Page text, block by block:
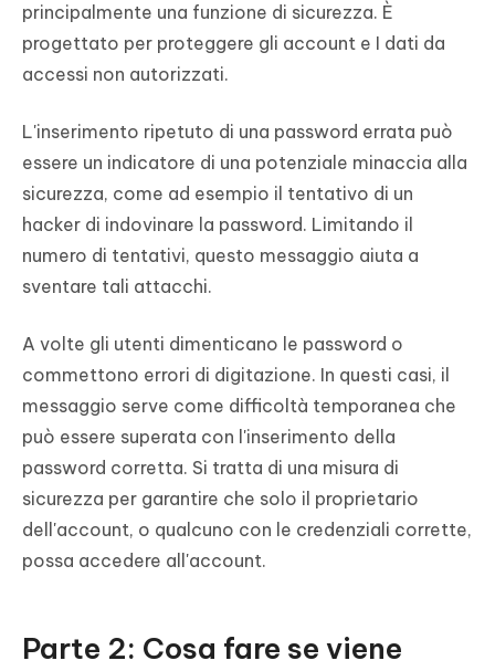
principalmente una funzione di sicurezza. È
progettato per proteggere gli account e I dati da
accessi non autorizzati.
L'inserimento ripetuto di una password errata può
essere un indicatore di una potenziale minaccia alla
sicurezza, come ad esempio il tentativo di un
hacker di indovinare la password. Limitando il
numero di tentativi, questo messaggio aiuta a
sventare tali attacchi.
A volte gli utenti dimenticano le password o
commettono errori di digitazione. In questi casi, il
messaggio serve come difficoltà temporanea che
può essere superata con l'inserimento della
password corretta. Si tratta di una misura di
sicurezza per garantire che solo il proprietario
dell'account, o qualcuno con le credenziali corrette,
possa accedere all'account.
Parte 2: Cosa fare se viene